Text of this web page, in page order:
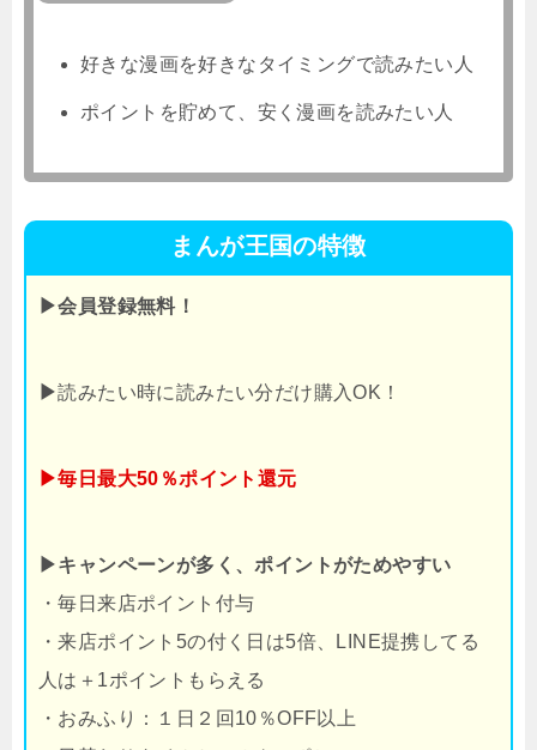
好きな漫画を好きなタイミングで読みたい人
ポイントを貯めて、安く漫画を読みたい人
まんが王国の特徴
▶会員登録無料！
▶読みたい時に読みたい分だけ購入OK！
▶毎日最大50％ポイント還元
▶キャンペーンが多く、ポイントがためやすい
・毎日来店ポイント付与
・来店ポイント5の付く日は5倍、LINE提携してる
人は＋1ポイントもらえる
・おみふり：１日２回10％OFF以上